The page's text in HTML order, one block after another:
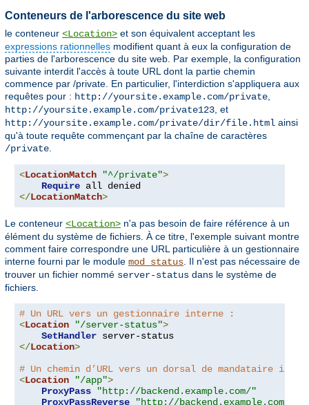
Conteneurs de l'arborescence du site web
le conteneur <Location> et son équivalent acceptant les
expressions rationnelles modifient quant à eux la configuration de
parties de l'arborescence du site web. Par exemple, la configuration
suivante interdit l'accès à toute URL dont la partie chemin
commence par /private. En particulier, l'interdiction s'appliquera aux
requêtes pour : http://yoursite.example.com/private
http://yoursite.example.com/private123 , et
http://yoursite.example.com/private/dir/file.html ainsi
qu'à toute requête commençant par la chaîne de caractères
/private
<LocationMatch "^/private">
Require
</LocationMatch>
Le conteneur <Location> n'a pas besoin de faire référence à un
élément du système de fichiers. À ce titre, l'exemple suivant montre
comment faire correspondre une URL particulière à un gestionnaire
interne fourni par le module mod_status . Il n'est pas nécessaire de
trouver un fichier nommé server-status dans le système de
fichiers.
# Un URL vers un gestionnaire interne :
<Location "/server-status">
SetHandler
</Location>
# Un chemin d’URL vers un dorsal de mandataire
<Location "/app">
ProxyPass
"http://backend.example.com/"
ProxyPassReverse
"http://backend.example.com/"